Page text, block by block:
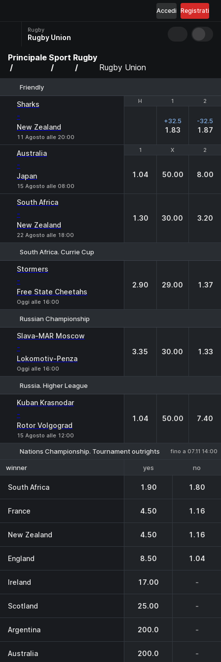
Registrati
Accedi
Rugby
Rugby Union
Principale Sport Rugby
Rugby Union
Friendly
H 1 2
Sharks
-
New Zealand
11 Agosto alle 20:00
H 1 2
+32.5
1.83
-32.5
1.87
1 X 2
Australia
-
Japan
15 Agosto alle 08:00
1 X 2
1.04 50.00 8.00
South Africa
-
New Zealand
22 Agosto alle 18:00
1.30 30.00 3.20
South Africa. Currie Cup
Stormers
-
Free State Cheetahs
Oggi alle 16:00
2.90 29.00 1.37
Russian Championship
Slava-MAR Moscow
-
Lokomotiv-Penza
Oggi alle 16:00
3.35 30.00 1.33
Russia. Higher League
Kuban Krasnodar
-
Rotor Volgograd
15 Agosto alle 12:00
1.04 50.00 7.40
Nations Championship. Tournament outrights fino a 07.11 14:00
winner yes no
South Africa 1.90 1.80
France 4.50 1.16
New Zealand 4.50 1.16
England 8.50 1.04
Ireland 17.00 -
Scotland 25.00 -
Argentina 200.0 -
Australia 200.0 -